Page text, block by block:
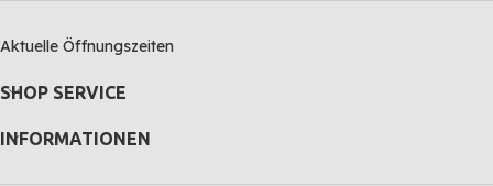
Aktuelle Öffnungszeiten
SHOP SERVICE
INFORMATIONEN